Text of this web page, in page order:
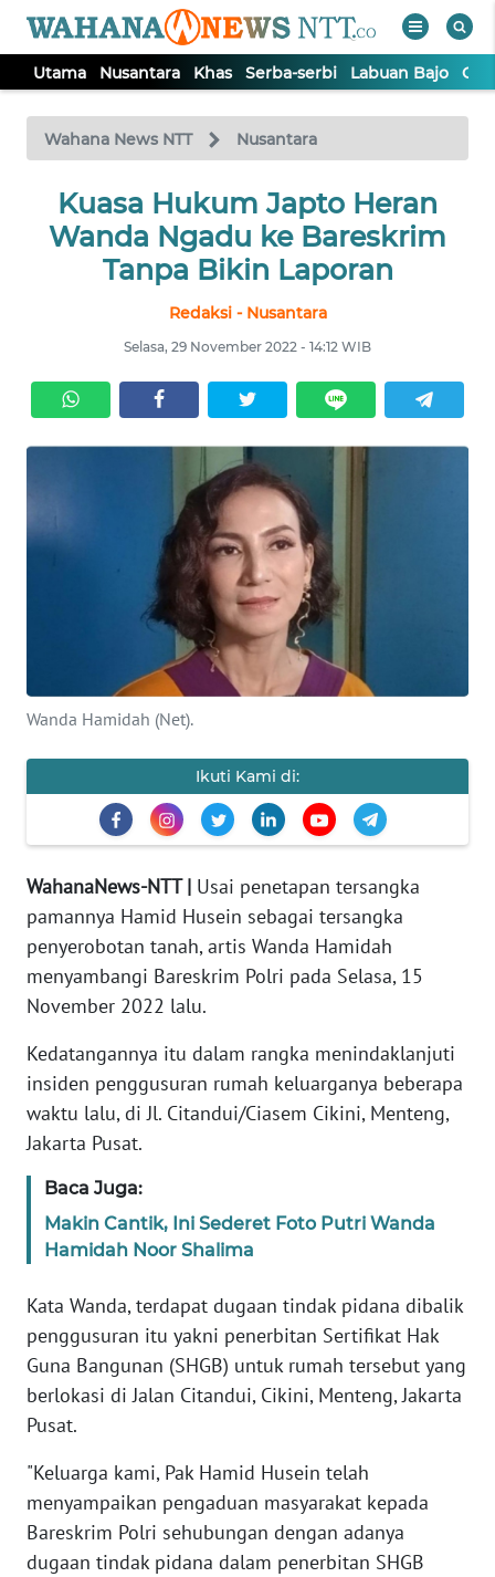
Utama Nusantara Khas Serba-serbi Labuan Bajo
Wahana News NTT Nusantara
Kuasa Hukum Japto Heran
Wanda Ngadu ke Bareskrim
Tanpa Bikin Laporan
Redaksi - Nusantara
Selasa, 29 November 2022 - 14:12 WIB
Wanda Hamidah (Net).
Ikuti Kami di:
WahanaNews-NTT | Usai penetapan tersangka
pamannya Hamid Husein sebagai tersangka
penyerobotan tanah, artis Wanda Hamidah
menyambangi Bareskrim Polri pada Selasa, 15
November 2022 lalu.
Kedatangannya itu dalam rangka menindaklanjuti
insiden penggusuran rumah keluarganya beberapa
waktu lalu, di Jl. Citandui/Ciasem Cikini, Menteng,
Jakarta Pusat.
Baca Juga:
Makin Cantik, Ini Sederet Foto Putri Wanda
Hamidah Noor Shalima
Kata Wanda, terdapat dugaan tindak pidana dibalik
penggusuran itu yakni penerbitan Sertifikat Hak
Guna Bangunan (SHGB) untuk rumah tersebut yang
berlokasi di Jalan Citandui, Cikini, Menteng, Jakarta
Pusat.
"Keluarga kami, Pak Hamid Husein telah
menyampaikan pengaduan masyarakat kepada
Bareskrim Polri sehubungan dengan adanya
dugaan tindak pidana dalam penerbitan SHGB
TV
Tutup
UTAMA
NUSANTARA
SERBA-
SERBI
BERITA
TENTANG
PEDOMAN
MEDIA
SIBER
DISCLAIMER
News
Regional
WN
SUMUT
JAKARTA
WN
JABAR